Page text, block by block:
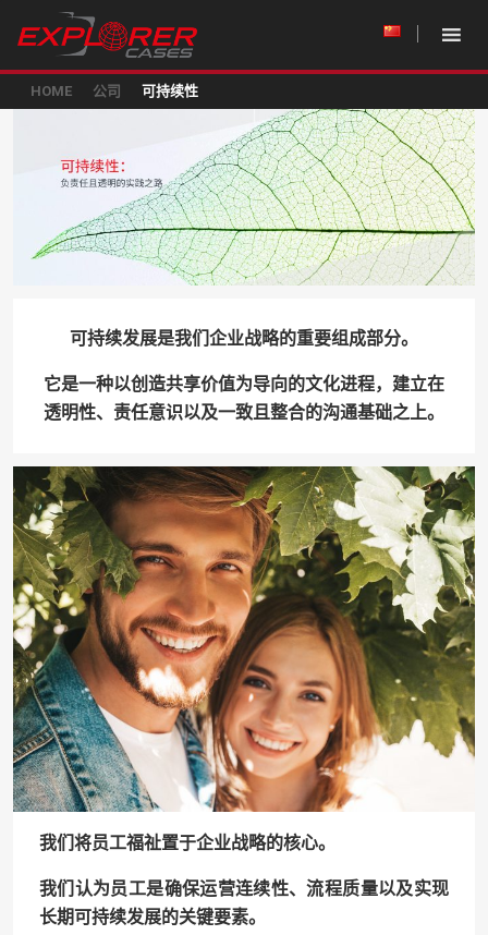
HOME 公司 可持续性
可持续发展是我们企业战略的重要组成部分。
它是一种以创造共享价值为导向的文化进程，建立在
透明性、责任意识以及一致且整合的沟通基础之上。
我们将员工福祉置于企业战略的核心。
我们认为员工是确保运营连续性、流程质量以及实现
长期可持续发展的关键要素。